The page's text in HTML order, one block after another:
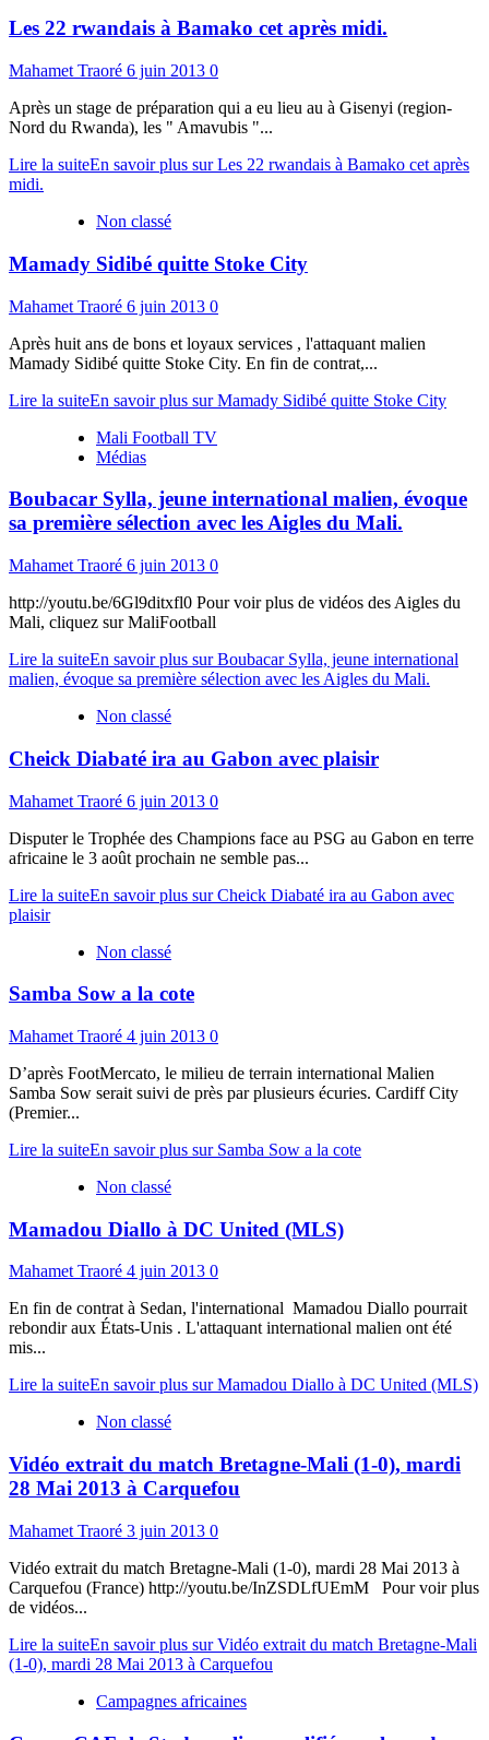
Les 22 rwandais à Bamako cet après midi.
Mahamet Traoré 6 juin 2013 0
Après un stage de préparation qui a eu lieu au à Gisenyi (region-
Nord du Rwanda), les " Amavubis "...
Lire la suiteEn savoir plus sur Les 22 rwandais à Bamako cet après
midi.
Non classé
Mamady Sidibé quitte Stoke City
Mahamet Traoré 6 juin 2013 0
Après huit ans de bons et loyaux services , l'attaquant malien
Mamady Sidibé quitte Stoke City. En fin de contrat,...
Lire la suiteEn savoir plus sur Mamady Sidibé quitte Stoke City
Mali Football TV
Médias
Boubacar Sylla, jeune international malien, évoque
sa première sélection avec les Aigles du Mali.
Mahamet Traoré 6 juin 2013 0
http://youtu.be/6Gl9ditxfl0 Pour voir plus de vidéos des Aigles du
Mali, cliquez sur MaliFootball
Lire la suiteEn savoir plus sur Boubacar Sylla, jeune international
malien, évoque sa première sélection avec les Aigles du Mali.
Non classé
Cheick Diabaté ira au Gabon avec plaisir
Mahamet Traoré 6 juin 2013 0
Disputer le Trophée des Champions face au PSG au Gabon en terre
africaine le 3 août prochain ne semble pas...
Lire la suiteEn savoir plus sur Cheick Diabaté ira au Gabon avec
plaisir
Non classé
Samba Sow a la cote
Mahamet Traoré 4 juin 2013 0
D’après FootMercato, le milieu de terrain international Malien
Samba Sow serait suivi de près par plusieurs écuries. Cardiff City
(Premier...
Lire la suiteEn savoir plus sur Samba Sow a la cote
Non classé
Mamadou Diallo à DC United (MLS)
Mahamet Traoré 4 juin 2013 0
En fin de contrat à Sedan, l'international Mamadou Diallo pourrait
rebondir aux États-Unis . L'attaquant international malien ont été
mis...
Lire la suiteEn savoir plus sur Mamadou Diallo à DC United (MLS)
Non classé
Vidéo extrait du match Bretagne-Mali (1-0), mardi
28 Mai 2013 à Carquefou
Mahamet Traoré 3 juin 2013 0
Vidéo extrait du match Bretagne-Mali (1-0), mardi 28 Mai 2013 à
Carquefou (France) http://youtu.be/InZSDLfUEmM Pour voir plus
de vidéos...
Lire la suiteEn savoir plus sur Vidéo extrait du match Bretagne-Mali
(1-0), mardi 28 Mai 2013 à Carquefou
Campagnes africaines